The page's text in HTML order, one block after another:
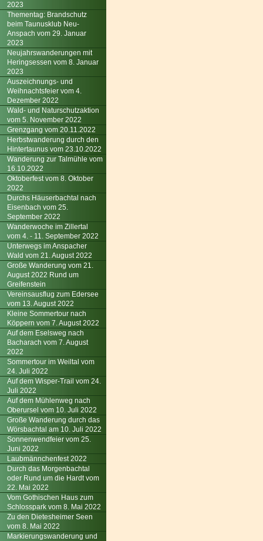
2023
Thementag: Brandschutz
beim Taunusklub Neu-
Anspach vom 29. Januar
2023
Neujahrswanderungen mit
Heringsessen vom 8. Januar
2023
Auszeichnungs- und
Weihnachtsfeier vom 4.
Dezember 2022
Wald- und Naturschutzaktion
vom 5. November 2022
Grenzgang vom 20.11.2022
Herbstwanderung durch den
Hintertaunus vom 23.10.2022
Wanderung zur Talmühle vom
16.10.2022
Oktoberfest vom 8. Oktober
2022
Durchs Häuserbachtal nach
Eisenbach vom 25.
September 2022
Wanderwoche im Zillertal
vom 4. - 11. September 2022
Unterwegs im Anspacher
Wald vom 21. August 2022
Große Wanderung vom 21.
August 2022 Rund um
Greifenstein
Vereinsausflug zum Edersee
vom 13. August 2022
Kleine Sommertour nach
Köppern vom 7. August 2022
Auf dem Eselsweg nach
Bacharach vom 7. August
2022
Sommertour im Weiltal vom
24. Juli 2022
Auf dem Wisper-Trail vom 24.
Juli 2022
Auf dem Mühlenweg nach
Oberursel vom 10. Juli 2022
Große Wanderung durch das
Wörsbachtal am 10. Juli 2022
Sonnenwendfeier vom 25.
Juni 2022
Laubmännchenfest 2022
Durch das Morgenbachtal
oder Rund um die Hardt vom
22. Mai 2022
Vom Gothischen Haus zum
Schlosspark vom 8. Mai 2022
Zu den Dietesheimer Seen
vom 8. Mai 2022
Markierungswanderung und